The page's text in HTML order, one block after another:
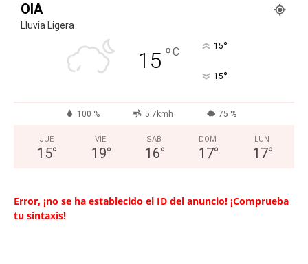
OIA
Lluvia Ligera
15 °C 15°
15°
100 % 5.7kmh 75 %
JUE
15°
VIE
19°
SAB
16°
DOM
17°
LUN
17°
Error, ¡no se ha establecido el ID del anuncio! ¡Comprueba
tu sintaxis!